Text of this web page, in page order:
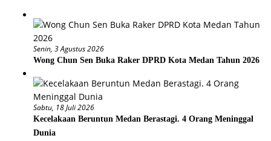
Senin, 3 Agustus 2026
Wong Chun Sen Buka Raker DPRD Kota Medan Tahun 2026
Sabtu, 18 Juli 2026
Kecelakaan Beruntun Medan Berastagi. 4 Orang Meninggal
Dunia